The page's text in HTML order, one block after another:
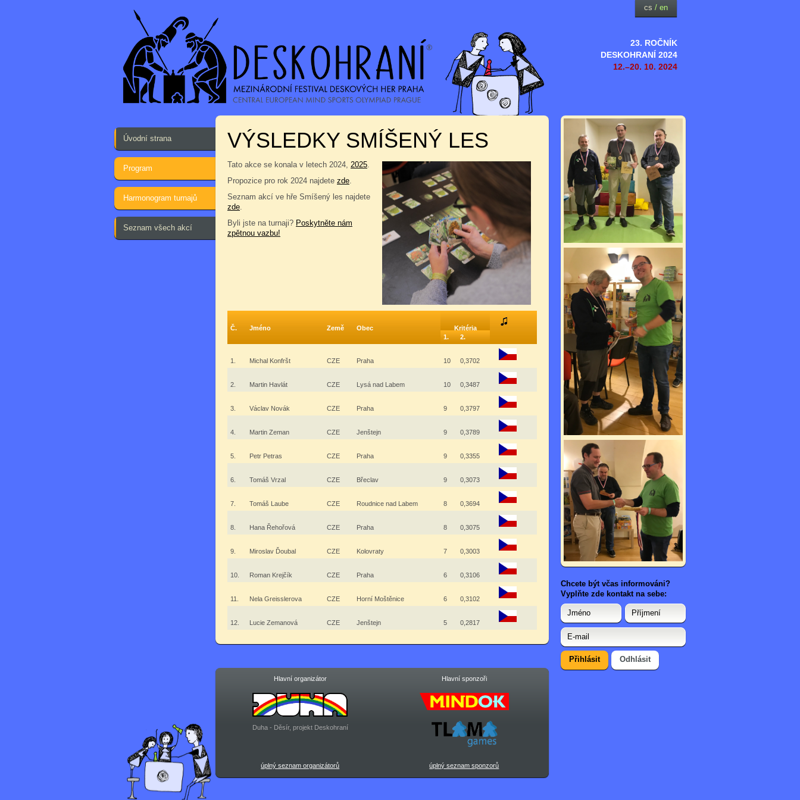
23. ROČNÍK
DESKOHRANÍ 2024
12.–20. 10. 2024
cs / en
Úvodní strana
Program
Harmonogram turnajů
Seznam všech akcí
VÝSLEDKY SMÍŠENÝ LES
Tato akce se konala v letech 2024, 2025.
Propozice pro rok 2024 najdete zde.
Seznam akcí ve hře Smíšený les najdete
zde.
Byli jste na turnaji? Poskytněte nám
zpětnou vazbu!
Č. Jméno Země Obec
Kritéria
1.
2.
1. Michal Konfršt CZE Praha 10 0,3702
2. Martin Havlát CZE Lysá nad Labem 10 0,3487
3. Václav Novák CZE Praha 9 0,3797
4. Martin Zeman CZE Jenštejn 9 0,3789
5. Petr Petras CZE Praha 9 0,3355
6. Tomáš Vrzal CZE Břeclav 9 0,3073
7. Tomáš Laube CZE Roudnice nad Labem 8 0,3694
8. Hana Řehořová CZE Praha 8 0,3075
9. Miroslav Ďoubal CZE Kolovraty 7 0,3003
10. Roman Krejčík CZE Praha 6 0,3106
11. Nela Greisslerova CZE Horní Moštěnice 6 0,3102
12. Lucie Zemanová CZE Jenštejn 5 0,2817
Hlavní organizátor Hlavní sponzoři
Duha - Děsír, projekt Deskohraní
úplný seznam organizátorů úplný seznam sponzorů
Chcete být včas informováni?
Vyplňte zde kontakt na sebe: